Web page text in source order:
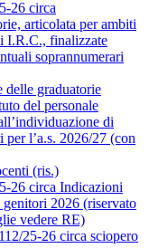
26 circa
articolata per ambiti
I.R.C., finalizzate
soprannumerari
delle graduatorie
del personale
di
per l’a.s. 2026/27 (con
(ris.)
26 circa Indicazioni
2026 (riservato
vedere RE)
25-26 circa sciopero